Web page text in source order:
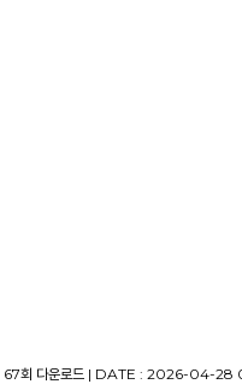
67회 다운로드 | DATE : 2026-04-